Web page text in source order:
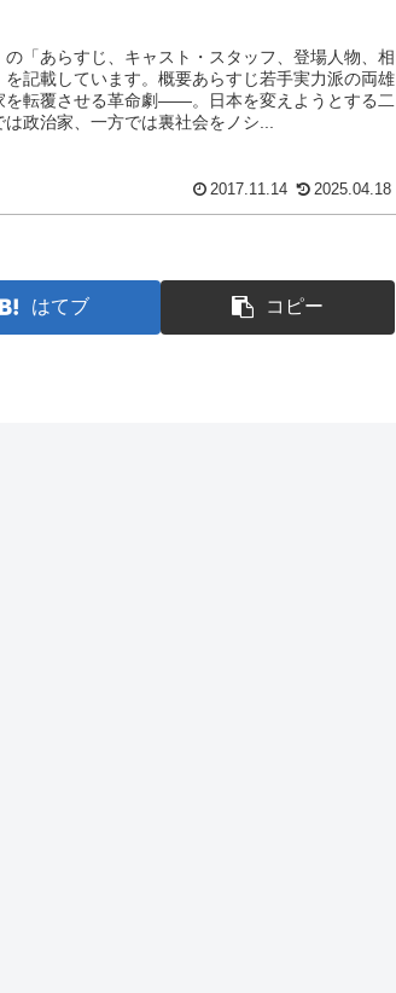
「あらすじ、キャスト・スタッフ、登場人物、相
を記載しています。概要あらすじ若手実力派の両雄
を転覆させる革命劇――。日本を変えようとする二
政治家、一方では裏社会をノシ...
2017.11.14 2025.04.18
はてブ コピー